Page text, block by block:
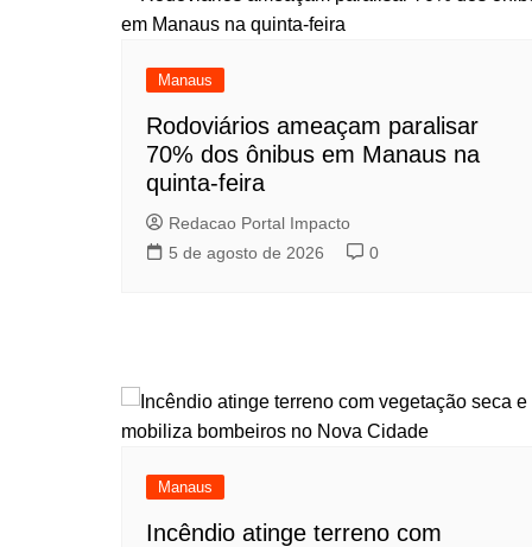
Manaus
Rodoviários ameaçam paralisar
70% dos ônibus em Manaus na
quinta-feira
Redacao Portal Impacto
5 de agosto de 2026
0
Manaus
Incêndio atinge terreno com